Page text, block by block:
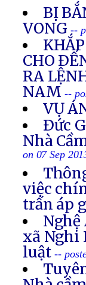
BỊ
VONG --
CHO
RA
NAM--
VỤ
Ðức
Nhà
on 07 Sep
việc
trấn áp
Nghệ
xã Nghi
luật--